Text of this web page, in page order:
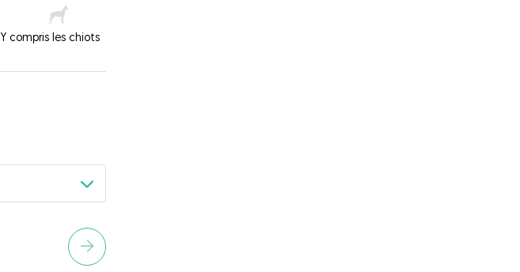
Y compris les chiots